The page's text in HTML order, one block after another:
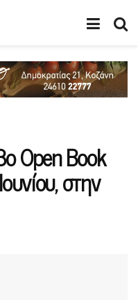
Open Book
στην